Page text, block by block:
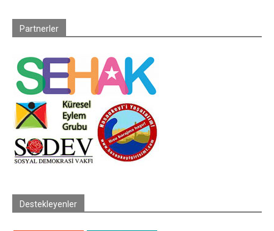
Partnerler
Destekleyenler